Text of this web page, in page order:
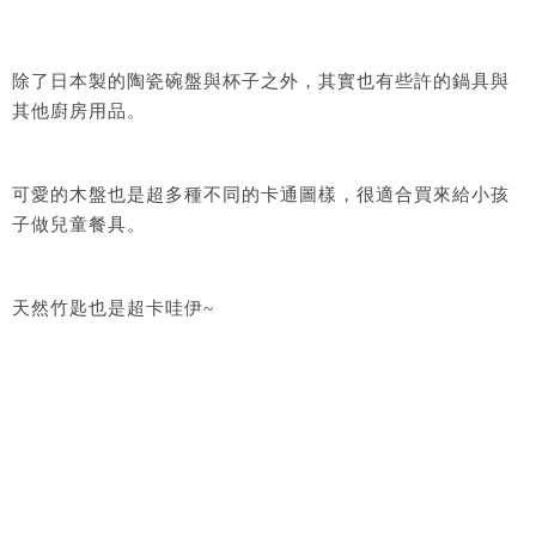
除了日本製的陶瓷碗盤與杯子之外，其實也有些許的鍋具與
其他廚房用品。
可愛的木盤也是超多種不同的卡通圖樣，很適合買來給小孩
子做兒童餐具。
天然竹匙也是超卡哇伊~